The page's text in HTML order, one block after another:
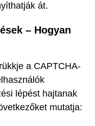
át.
– Hogyan
a CAPTCHA-
lépést hajtanak
mutatja: